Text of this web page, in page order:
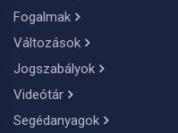
Fogalmak
Változások
Jogszabályok
Videótár
Segédanyagok